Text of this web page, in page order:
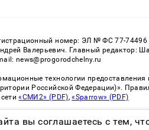
номер: ЭЛ № ФС 77-
Валерьевич. Главный редактор:
news@progorodchelny.ru
технологии
Российской Федерации)».
«СМИ2» (PDF),«Sparrow» (PDF)
вы соглашаетесь с тем,